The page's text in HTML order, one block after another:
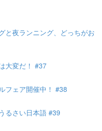
と夜ランニング、どっちがお
大変だ！ #37
フェア開催中！ #38
るさい日本語 #39